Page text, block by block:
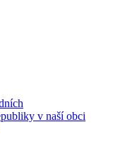
v naší obci